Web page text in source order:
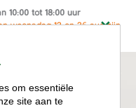
10:00 tot 18:00 uur
woensdag 12 en 26 aug zijn
om essentiële
site aan te